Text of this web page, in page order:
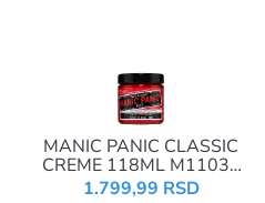
MANIC PANIC CLASSIC
CREME 118ML M11035
RED ROCK'N'ROLL
1.799,99 RSD